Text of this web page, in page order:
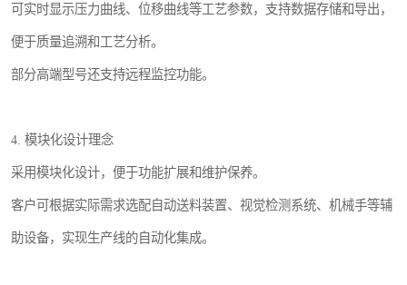
可实时显示压力曲线、位移曲线等工艺参数，支持数据存储和导出，
便于质量追溯和工艺分析。
部分高端型号还支持远程监控功能。
4. 模块化设计理念
采用模块化设计，便于功能扩展和维护保养。
客户可根据实际需求选配自动送料装置、视觉检测系统、机械手等辅
助设备，实现生产线的自动化集成。